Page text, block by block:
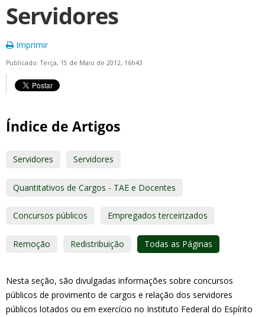
Servidores
Imprimir
Publicado: Terça, 15 de Maio de 2012, 16h43
Índice de Artigos
Servidores Servidores
Quantitativos de Cargos - TAE e Docentes
Concursos públicos Empregados terceirizados
Remoção Redistribuição Todas as Páginas
Nesta seção, são divulgadas informações sobre concursos
públicos de provimento de cargos e relação dos servidores
públicos lotados ou em exercício no Instituto Federal do Espírito